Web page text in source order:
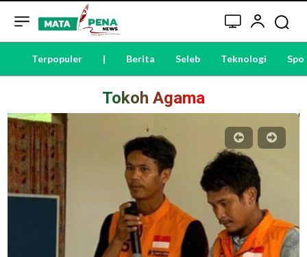
Terpopuler | Berita Seleb Teknologi
Tokoh Agama